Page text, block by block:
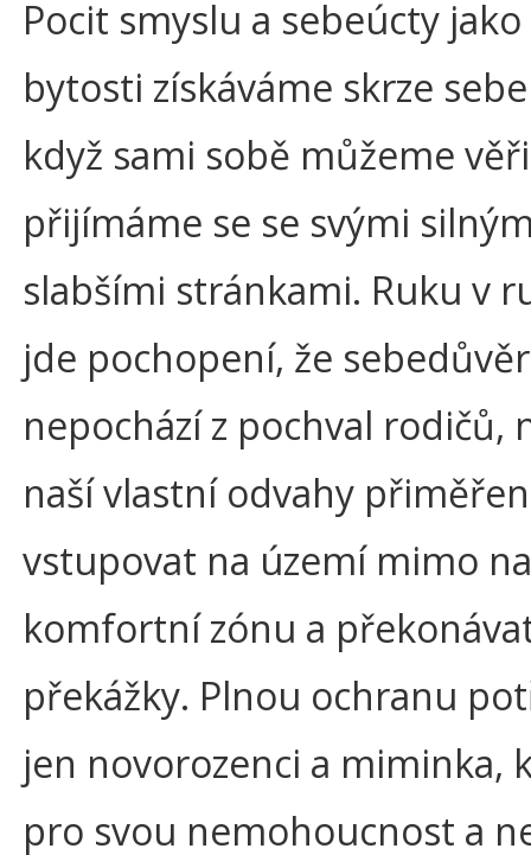
Pocit smyslu a sebeúcty
bytosti získáváme skrze
když sami sobě můžeme
přijímáme se se svými
slabšími stránkami. Ruku v
jde pochopení, že
nepochází z pochval rodičů,
naší vlastní odvahy
vstupovat na území mimo
komfortní zónu a
překážky. Plnou ochranu
jen novorozenci a miminka,
pro svou nemohoucnost a